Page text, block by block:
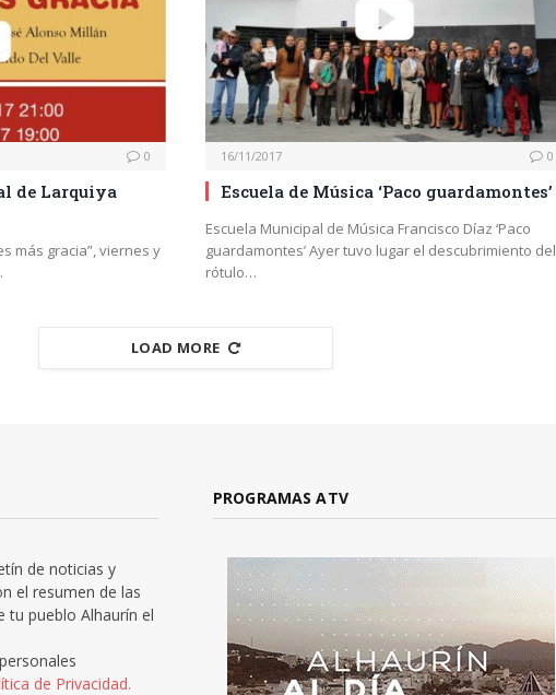
0
de Larquiya
más gracia”, viernes y
16/11/2017 0
Escuela de Música ‘Paco guardamontes’
Escuela Municipal de Música Francisco Díaz ‘Paco
guardamontes’ Ayer tuvo lugar el descubrimiento del
rótulo…
LOAD MORE
de noticias y
el resumen de las
tu pueblo Alhaurín el
de Privacidad.
PROGRAMAS ATV